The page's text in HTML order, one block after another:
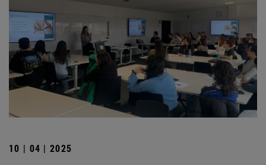
10 | 04 | 2025